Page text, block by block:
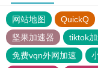
网站地图 QuickQ
坚果加速器
tiktok
免费vqn外网加速